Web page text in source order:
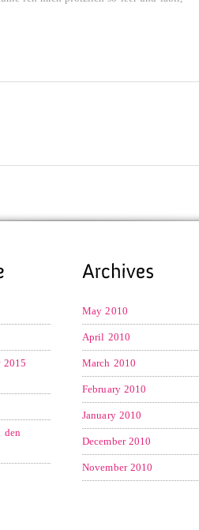
2015
den
May 2010
April 2010
March 2010
February 2010
January 2010
December 2010
November 2010